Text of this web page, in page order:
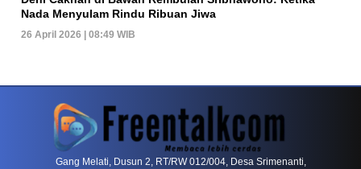
Nada Menyulam Rindu Ribuan Jiwa
26 April 2026 | 08:49 WIB
PETIR800 LOGIN Baccarat Dan Evolusi Game Meja Digital
Gang Melati, Dusun 2, RT/RW 012/004, Desa Srimenanti,